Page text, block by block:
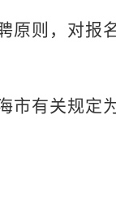
原则，对报
有关规定